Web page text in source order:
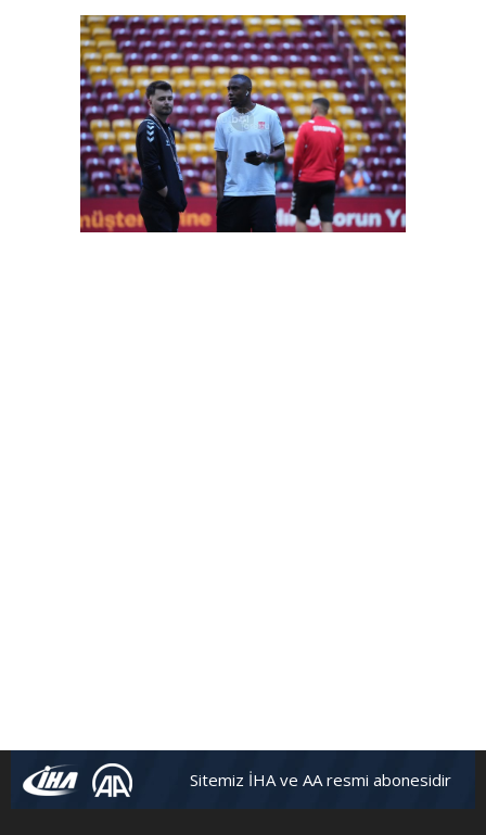
Sitemiz İHA ve AA resmi abonesidir